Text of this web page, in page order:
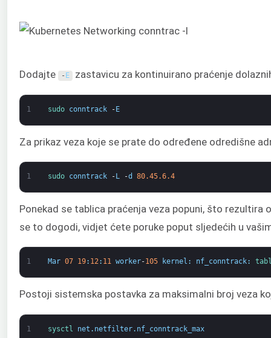
Dodajte - E zastavicu za kontinuirano praćenje
1 sudo conntrack -E
Za prikaz veza koje se prate do određene odredišne
1 sudo conntrack - L -d 80.45.6.4
Ponekad se tablica praćenja veza popuni, što rezultira
se to dogodi, vidjet ćete poruke poput sljedećih u
1 Mar 07 19: 12: 11 worker-105 kernel : nf_conntrack:
Postoji sistemska postavka za maksimalni broj veza
1 sysctl net . netfilter. nf_conntrack_max